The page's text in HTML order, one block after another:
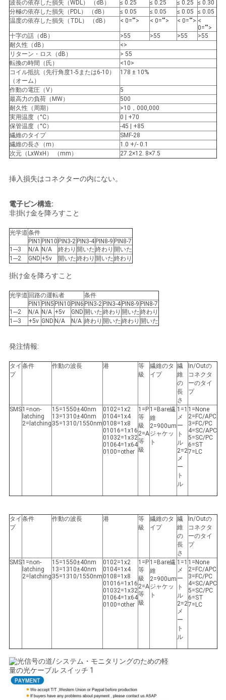
し
な
さ
い
地
図
PRIVACY
波長の依存した損失（WDL） （dB） ≤ 0.25 ≤ 0.25 ≤ 0.25
≤ 0.30
分極の依存した損失（PDL） （dB）
≤ 0.05 ≤ 0.05 ≤ 0.05
≤ 0.05
温度の依存した損失（TDL） （dB）
< 0=""> < 0=""> < 0=""> <
0="">
十字の話（dB）
>55 >55 >55
>55
耐久性（dB）
<>
リターン・ロス（dB）
> 55
転換の時間（氏）
<10>
コイル抵抗（先行角度1-5または6-10）
（オーム）
178 ± 10%
作動の電圧（V）
5
最高力の負荷（MW）
500
耐久性（周期）
>10，000,000
実用温度（°C）
0 | +70
保管温度（°C）
-45 | +85
繊維のタイプ
SMF-28
繊維の長さ（m）
1.0 +/- 0.1
次元（LxWxH） （mm）
27.2×12. 8×7.5
挿入損失はコネクターの内にない。
電子ピン構造:
非掛け金を降ろすこと
光学道条件
PIN1 PIN10 PIN3-2 PIN3-4 PIN8-9 PIN8-7
1---3
N/A N/A 終わり 開いた終わり 開いた
1---2
GND +5v 開いた終わり 開いた終わり
掛け金を降ろすこと
光学道 回路の運転者
条件
PIN1 PIN5 PIN10 PIN6 PIN3-2 PIN3-4 PIN8-9 PIN8-7
1---2
N/A N/A +5v GND 開いた終わり 開いた終わり
1---3
+5v GND N/A N/A 終わり 開いた終わり 開いた
発注情報:
タイ
プ
条件 作動の波長 港
等
級
繊維のタ
イプ
繊
維
の
長
さ
In/Outの
コネクタ
ーのタイ
プ
SMS1=non-
latching
2=latching
15=1550±40nm
13=1310±40nm
35=1310/1550nm
0102=1x2
0104=1x4
0108=1x8
01016=1x16
01032=1x32
01064=1x64
0100=other
1=P
等
級
2=A
等
級
1=Bare繊
維
2=900um
ジャケッ
ト
1=1
メ
ー
ト
ル
2=2
メ
ー
ト
ル
1=None
2=FC/APC
3=FC/PC
4=SC/APC
5=SC/PC
6=ST
7=LC
タイ
プ
条件 作動の波長 港
等
級
繊維のタ
イプ
繊
維
の
長
さ
In/Outの
コネクタ
ーのタイ
プ
SMS1=non-
latching
2=latching
15=1550±40nm
13=1310±40nm
35=1310/1550nm
0102=1x2
0104=1x4
0108=1x8
01016=1x16
01032=1x32
01064=1x64
0100=other
1=P
等
級
2=A
等
級
1=Bare繊
維
2=900um
ジャケッ
ト
1=1
メ
ー
ト
ル
2=2
メ
ー
ト
ル
1=None
2=FC/APC
3=FC/PC
4=SC/APC
5=SC/PC
6=ST
7=LC